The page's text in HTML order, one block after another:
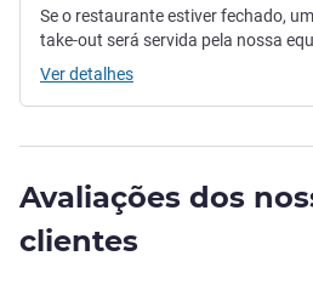
Se o restaurante estiver fechado,
take-out será servida pela nossa
Ver detalhes
Avaliações dos
clientes